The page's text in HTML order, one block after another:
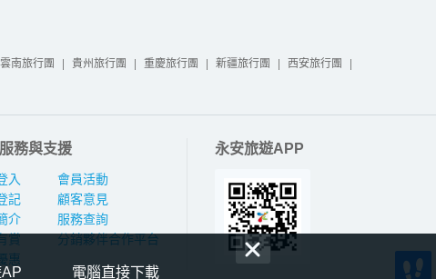
雲南旅行團 | 貴州旅行團 | 重慶旅行團 | 新疆旅行團 | 西安旅行團 |
務與支援
入
記
介
賞
惠
會員活動
顧客意見
服務查詢
分銷夥伴合作平台
永安旅遊APP
電腦直接下載